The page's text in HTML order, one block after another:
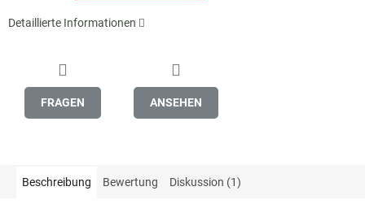
Detaillierte Informationen
FRAGEN ANSEHEN
Beschreibung Bewertung Diskussion (1)